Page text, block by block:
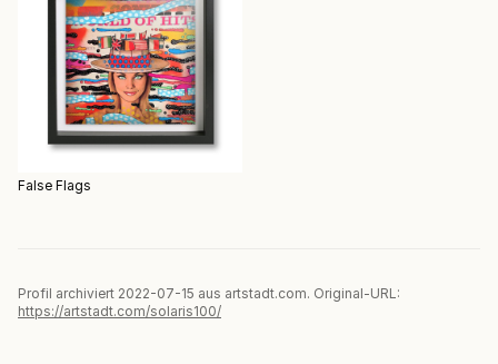
False Flags
Profil archiviert 2022-07-15 aus artstadt.com. Original-URL:
https://artstadt.com/solaris100/